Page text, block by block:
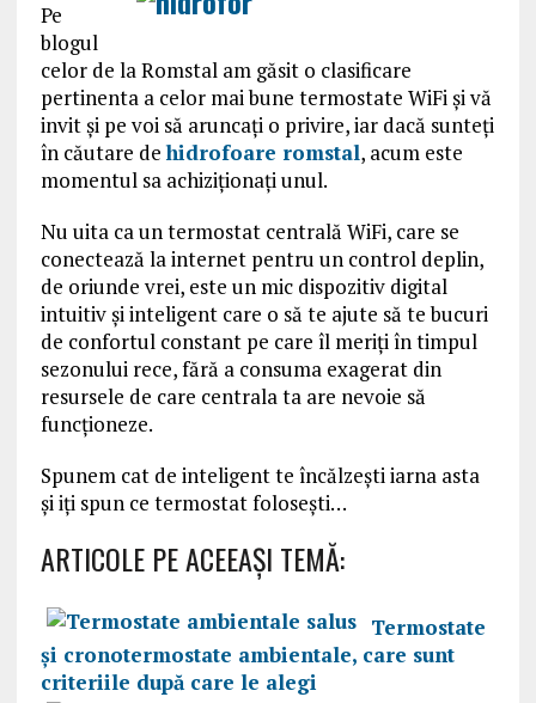
Pe
blogul
celor de la Romstal am găsit o clasificare
pertinenta a celor mai bune termostate WiFi și vă
invit și pe voi să aruncați o privire, iar dacă sunteţi
în căutare dehidrofoare romstal, acum este
momentul sa achiziționaţi unul.
Nu uita ca un termostat centrală WiFi, care se
conectează la internet pentru un control deplin,
de oriunde vrei, este un mic dispozitiv digital
intuitiv și inteligent care o să te ajute să te bucuri
de confortul constant pe care îl meriți în timpul
sezonului rece, fără a consuma exagerat din
resursele de care centrala ta are nevoie să
funcționeze.
Spunem cat de inteligent te încălzești iarna asta
și iți spun ce termostat folosești…
ARTICOLE PE ACEEAŞI TEMĂ:
Termostate
și cronotermostate ambientale, care sunt
criteriile după care le alegi